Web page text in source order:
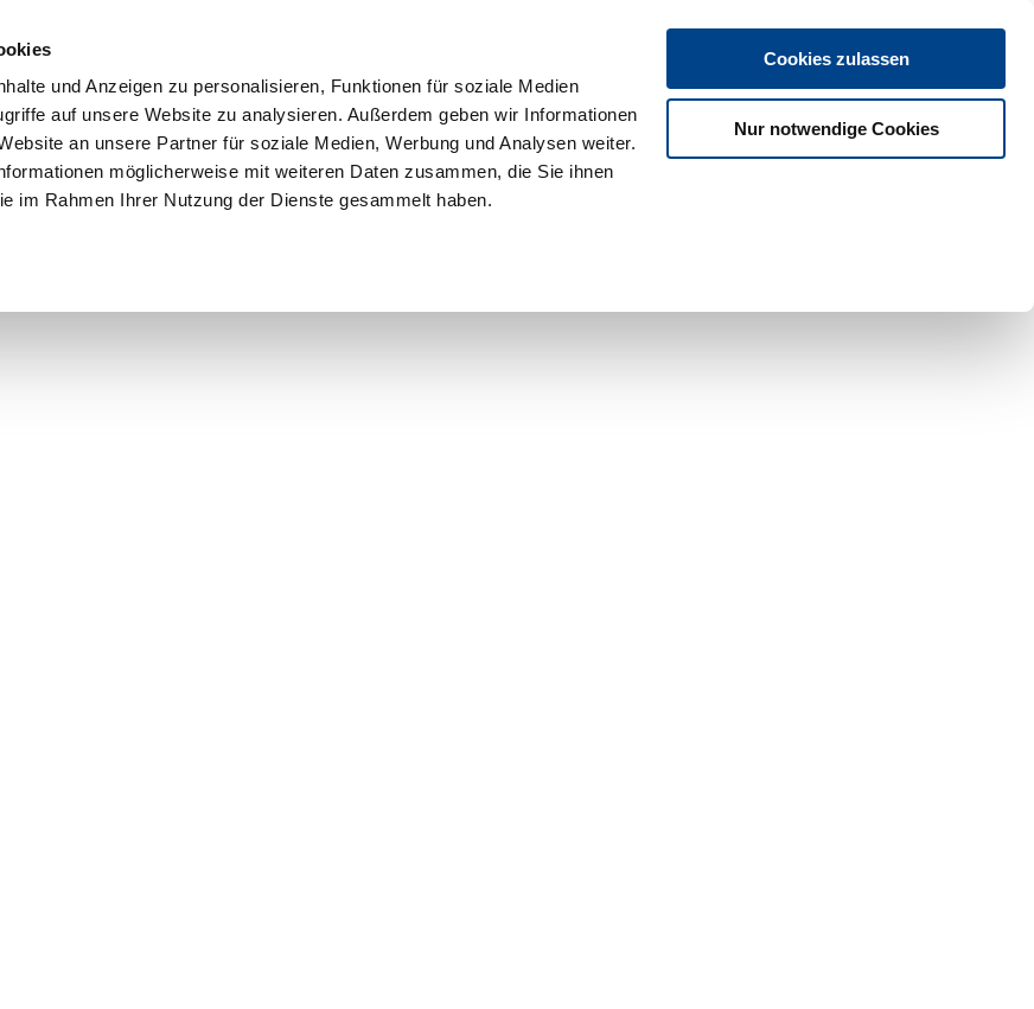
und Anzeigen zu personalisieren, Funktionen für soziale Medien
auf unsere Website zu analysieren. Außerdem geben wir Informationen
an unsere Partner für soziale Medien, Werbung und Analysen weiter.
möglicherweise mit weiteren Daten zusammen, die Sie ihnen
im Rahmen Ihrer Nutzung der Dienste gesammelt haben.
Cookies zulassen
Nur notwendige Cookies